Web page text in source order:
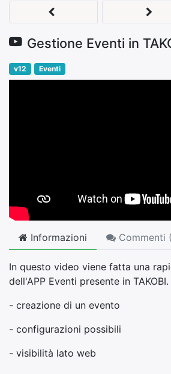
Gestione Eventi in
v12 Eventi
Informazioni Commenti (
In questo video viene fatta una
dell'APP Eventi presente in TAKOBI.
- creazione di un evento
- configurazioni possibili
- visibilità lato web